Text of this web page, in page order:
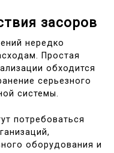
засоров
нередко
Простая
обходится
серьезного
системы.
потребоваться
оборудования и